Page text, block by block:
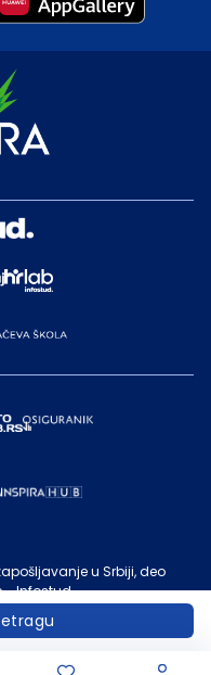
u Srbiji, deo
- Infostud.
. Zabranjeno je njegovo
sajta.